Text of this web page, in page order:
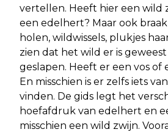
vertellen. Heeft hier een wild
een edelhert? Maar ook
holen, wildwissels, plukjes
zien dat het wild er is
geslapen. Heeft er een vos of
En misschien is er zelfs iets
vinden. De gids legt het
hoefafdruk van edelhert en
misschien een wild zwijn.